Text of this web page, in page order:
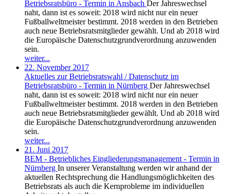
Betriebsratsbüro - Termin in Ansbach Der Jahreswechsel
naht, dann ist es soweit: 2018 wird nicht nur ein neuer
Fußballweltmeister bestimmt. 2018 werden in den Betrieben
auch neue Betriebsratsmitglieder gewählt. Und ab 2018 wird
die Europäische Datenschutzgrundverordnung anzuwenden
sein.
weiter...
22. November 2017
Aktuelles zur Betriebsratswahl / Datenschutz im
Betriebsratsbüro - Termin in Nürnberg Der Jahreswechsel
naht, dann ist es soweit: 2018 wird nicht nur ein neuer
Fußballweltmeister bestimmt. 2018 werden in den Betrieben
auch neue Betriebsratsmitglieder gewählt. Und ab 2018 wird
die Europäische Datenschutzgrundverordnung anzuwenden
sein.
weiter...
21. Juni 2017
BEM - Betriebliches Eingliederungsmanagement - Termin in
Nürnberg In unserer Veranstaltung werden wir anhand der
aktuellen Rechtsprechung die Handlungsmöglichkeiten des
Betriebsrats als auch die Kernprobleme im individuellen